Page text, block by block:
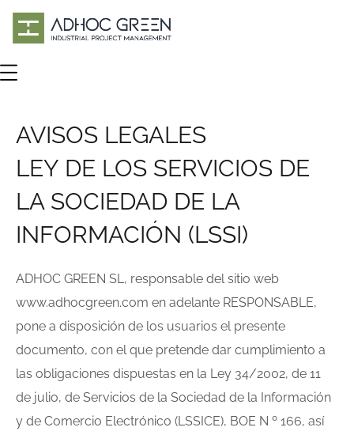
AVISOS LEGALES
LEY DE LOS SERVICIOS DE
LA SOCIEDAD DE LA
INFORMACIÓN (LSSI)
ADHOC GREEN SL, responsable del sitio web
www.adhocgreen.com en adelante RESPONSABLE,
pone a disposición de los usuarios el presente
documento, con el que pretende dar cumplimiento a
las obligaciones dispuestas en la Ley 34/2002, de 11
de julio, de Servicios de la Sociedad de la Información
y de Comercio Electrónico (LSSICE), BOE N º 166, así